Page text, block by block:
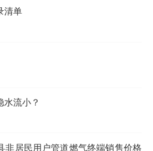
清单
水流小？
非居民用户管道燃气终端销售价格